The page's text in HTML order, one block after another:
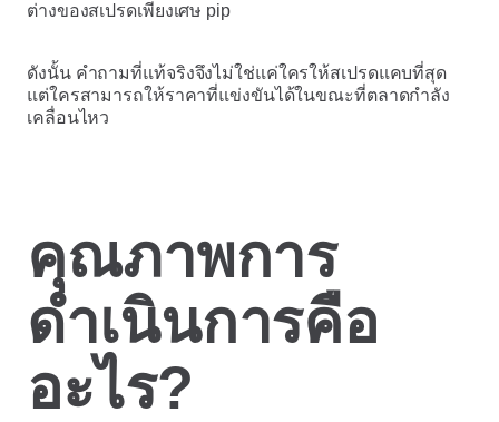
ต่างของสเปรดเพียงเศษ pip
ดังนั้น คำถามที่แท้จริงจึงไม่ใช่แค่ใครให้สเปรดแคบที่สุด
แต่ใครสามารถให้ราคาที่แข่งขันได้ในขณะที่ตลาดกำลัง
เคลื่อนไหว
คุณภาพการ
ดำเนินการคือ
อะไร?